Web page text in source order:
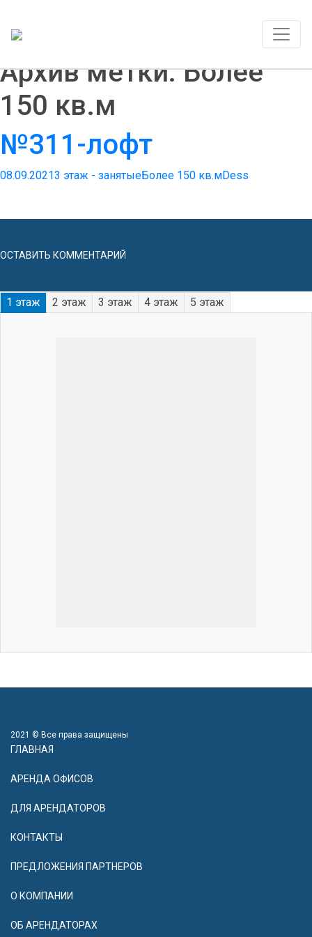
Архив метки: Более
150 кв.м
№311-лофт
08.09.20213 этаж - занятыеБолее 150 кв.мDess
ОСТАВИТЬ КОММЕНТАРИЙ
1 этаж 2 этаж 3 этаж 4 этаж 5 этаж
2021 © Все права защищены
ГЛАВНАЯ
АРЕНДА ОФИСОВ
ДЛЯ АРЕНДАТОРОВ
КОНТАКТЫ
ПРЕДЛОЖЕНИЯ ПАРТНЕРОВ
О КОМПАНИИ
ОБ АРЕНДАТОРАХ